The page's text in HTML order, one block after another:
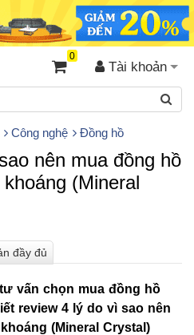
Tài khoản
0
Công nghệ Đồng hồ
nên mua đồng hồ
(Mineral
tư vấn chọn mua đồng hồ
review 4 lý do vì sao nên
(Mineral Crystal)